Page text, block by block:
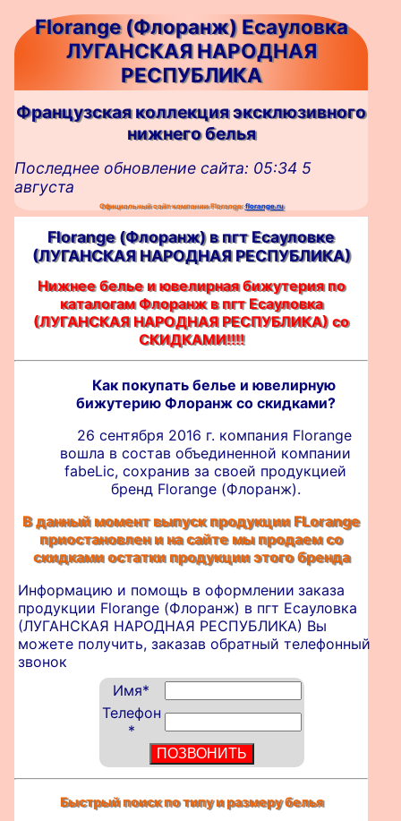
Florange (Флоранж) Есауловка
ЛУГАНСКАЯ НАРОДНАЯ
РЕСПУБЛИКА
Французская коллекция эксклюзивного
нижнего белья
Последнее обновление сайта: 05:34 5
августа
Официальный сайт компании Florange:florange.ru
Florange (Флоранж) в пгт Есауловке
(ЛУГАНСКАЯ НАРОДНАЯ РЕСПУБЛИКА)
Нижнее белье и ювелирная бижутерия по
каталогам Флоранж в пгт Есауловка
(ЛУГАНСКАЯ НАРОДНАЯ РЕСПУБЛИКА) со
СКИДКАМИ!!!!
Как покупать белье и ювелирную
бижутерию Флоранж со скидками?
26 сентября 2016 г. компания Florange
вошла в состав объединенной компании
fabeLic, сохранив за своей продукцией
бренд Florange (Флоранж).
В данный момент выпуск продукции FLorange
приостановлен и на сайте мы продаем со
скидками остатки продукции этого бренда
Информацию и помощь в оформлении заказа
продукции Florange (Флоранж) в пгт Есауловка
(ЛУГАНСКАЯ НАРОДНАЯ РЕСПУБЛИКА) Вы
можете получить, заказав обратный телефонный
звонок
Имя*
Телефон
*
Быстрый поиск по типу и размеру белья